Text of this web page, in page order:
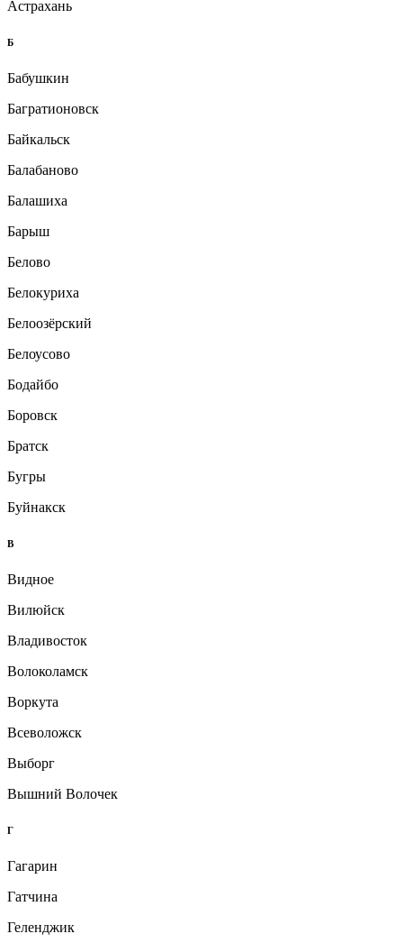
Астрахань
Б
Бабушкин
Багратионовск
Байкальск
Балабаново
Балашиха
Барыш
Белово
Белокуриха
Белоозёрский
Белоусово
Бодайбо
Боровск
Братск
Бугры
Буйнакск
В
Видное
Вилюйск
Владивосток
Волоколамск
Воркута
Всеволожск
Выборг
Вышний Волочек
Г
Гагарин
Гатчина
Геленджик